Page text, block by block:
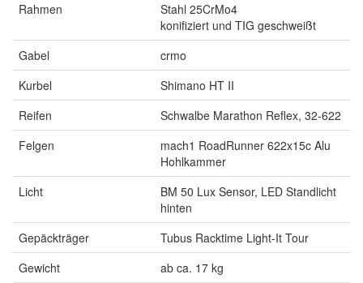
Rahmen
Stahl 25CrMo4
konifiziert und TIG geschweißt
Gabel
crmo
Kurbel
Shimano HT II
Reifen
Schwalbe Marathon Reflex, 32-622
Felgen
mach1 RoadRunner 622x15c Alu
Hohlkammer
Licht
BM 50 Lux Sensor, LED Standlicht
hinten
Gepäckträger
Tubus Racktime Light-It Tour
Gewicht
ab ca. 17 kg